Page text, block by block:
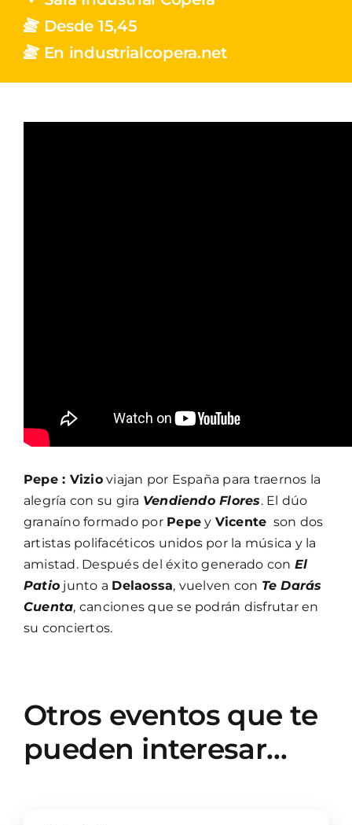
Desde 15,45
En industrialcopera.net
Pepe : Vizioviajan por España para traernos la
alegría con su gira Vendiendo Flores. El dúo
granaíno formado por Pepe y Vicente son dos
artistas polifacéticos unidos por la música y la
amistad. Después del éxito generado con El
Patio junto a Delaossa, vuelven con Te Darás
Cuenta, canciones que se podrán disfrutar en
su conciertos.
Otros eventos que te
pueden interesar…